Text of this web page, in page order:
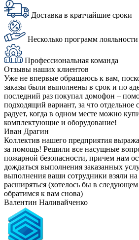
Доставка в кратчайшие сроки
Несколько программ лояльности
Профессиональная команда
Отзывы наших клиентов
Уже не впервые обращаюсь к вам,
заказы были выполнены в срок и по
последний раз покупал домофон –
подходящий вариант, за что
радует, когда в одном месте можно
комплектующие и оборудование!
Иван Драгин
Коллектив нашего предприятия
за помощь! Решили все насущные
пожарной безопасности, причем нам
дождаться выполнения заказанных
выполнения ваши сотрудники взяли на
расширяться (хотелось бы в следующем
обратимся к вам снова)
Валентин Наливайченко